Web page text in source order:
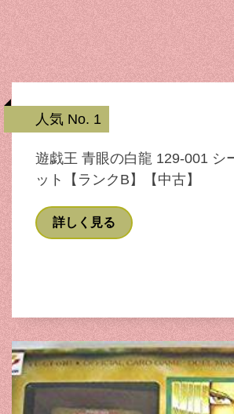
人気 No. 1
遊戯王 青眼の白龍 129-001 シ
ット【ランクB】【中古】
詳しく見る